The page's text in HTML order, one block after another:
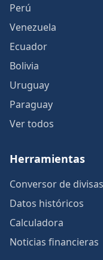
Perú
Venezuela
Ecuador
Bolivia
Uruguay
Paraguay
Ver todos
Herramientas
Conversor de divisas
Datos históricos
Calculadora
Noticias financieras